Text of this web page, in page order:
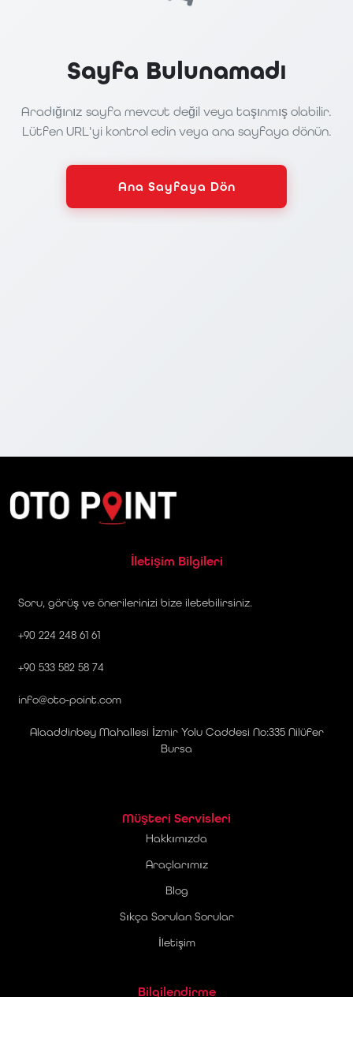
Sayfa Bulunamadı
Aradığınız sayfa mevcut değil veya taşınmış olabilir.
Lütfen URL'yi kontrol edin veya ana sayfaya dönün.
Ana Sayfaya Dön
İletişim Bilgileri
Soru, görüş ve önerilerinizi bize iletebilirsiniz.
+90 224 248 61 61
+90 533 582 58 74
info@oto-point.com
Alaaddinbey Mahallesi İzmir Yolu Caddesi No:335 Nilüfer
Bursa
Müşteri Servisleri
Hakkımızda
Araçlarımız
Blog
Sıkça Sorulan Sorular
İletişim
Bilgilendirme